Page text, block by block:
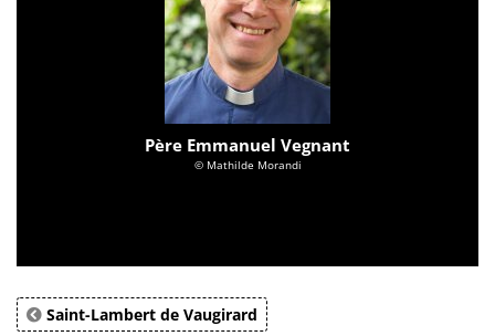
Père Emmanuel Vegnant
© Mathilde Morandi
Saint-Lambert de Vaugirard